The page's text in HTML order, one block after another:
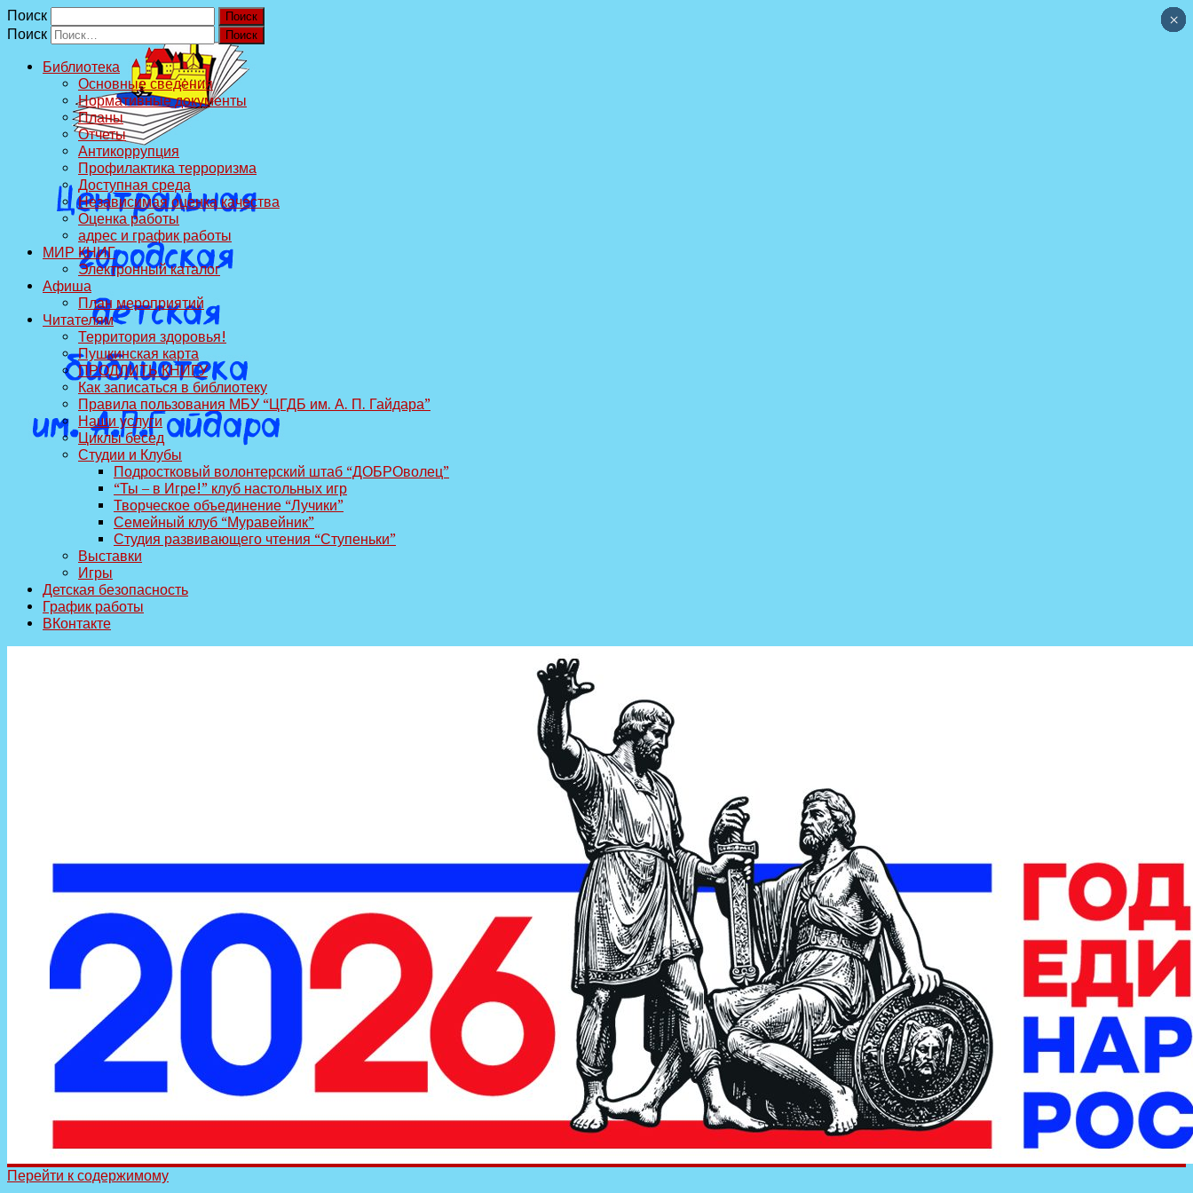
Поиск
Поиск
Библиотека
Основные сведения
Нормативные документы
Планы
Отчеты
Антикоррупция
Профилактика терроризма
Доступная среда
Независимая оценка качества
Оценка работы
адрес и график работы
МИР КНИГ
Электронный каталог
Афиша
План мероприятий
Читателям
Территория здоровья!
Пушкинская карта
ПРОДЛИТЬ КНИГУ
Как записаться в библиотеку
Правила пользования МБУ “ЦГДБ им. А. П. Гайдара”
Наши услуги
Циклы бесед
Студии и Клубы
Подростковый волонтерский штаб “ДОБРОволец”
“Ты – в Игре!” клуб настольных игр
Творческое объединение “Лучики”
Семейный клуб “Муравейник”
Студия развивающего чтения “Ступеньки”
Выставки
Игры
Детская безопасность
График работы
ВКонтакте
Перейти к содержимому
×
×
×
×
×
×
×
×
×
×